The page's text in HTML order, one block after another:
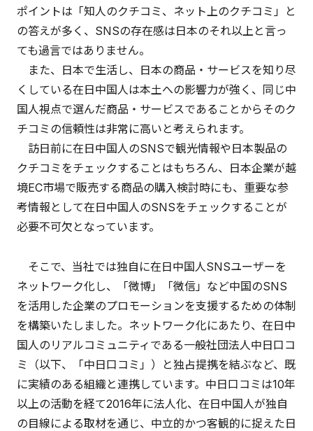
ポイントは「知人のクチコミ、ネット上のクチコミ」と
の答えが多く、SNSの存在感は日本のそれ以上と言っ
ても過言ではありません。
また、日本で生活し、日本の商品・サービスを知り尽
くしている在日中国人は本土への影響力が強く、同じ中
国人視点で選んだ商品・サービスであることからそのク
チコミの信頼性は非常に高いと考えられます。
訪日前に在日中国人のSNSで観光情報や日本製品の
クチコミをチェックすることはもちろん、日本企業が越
境EC市場で販売する商品の購入検討時にも、重要な参
考情報として在日中国人のSNSをチェックすることが
必要不可欠となっています。
そこで、当社では独自に在日中国人SNSユーザーを
ネットワーク化し、「微博」「微信」など中国のSNS
を活用した企業のプロモーションを支援するための体制
を構築いたしました。ネットワーク化にあたり、在日中
国人のリアルコミュニティである一般社団法人中日口コ
ミ（以下、「中日口コミ」）と独占提携を結ぶなど、既
に実績のある組織と連携しています。中日口コミは10年
以上の活動を経て2016年に法人化、在日中国人が独自
の目線による取材を通じ、中立的かつ客観的に捉えた日